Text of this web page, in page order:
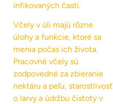
infikovaných častí.
Včely v úli majú rôzne
úlohy a funkcie, ktoré sa
menia počas ich života.
Pracovné včely sú
zodpovedné za zbieranie
nektáru a peľu, starostlivosť
o larvy a údržbu čistoty v